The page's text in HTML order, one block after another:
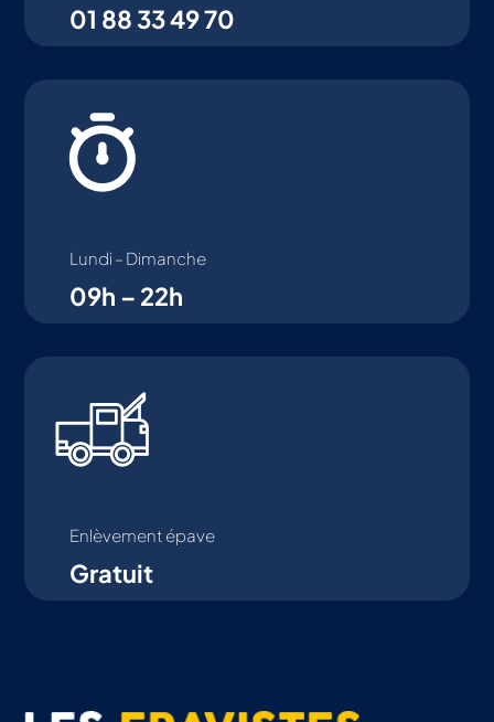
01 88 33 49 70
Lundi – Dimanche
09h – 22h
Enlèvement épave
Gratuit